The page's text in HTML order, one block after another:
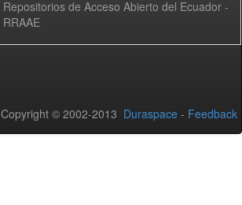
Repositorios de Acceso Abierto del Ecuador -
RRAAE
Copyright © 2002-2013 Duraspace - Feedback